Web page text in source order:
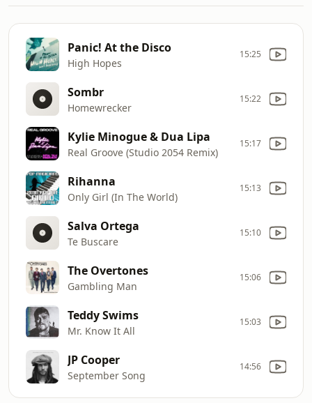
Panic! At the Disco
High Hopes
15:25
Sombr
Homewrecker
15:22
Kylie Minogue & Dua Lipa
Real Groove (Studio 2054 Remix)
15:17
Rihanna
Only Girl (In The World)
15:13
Salva Ortega
Te Buscare
15:10
The Overtones
Gambling Man
15:06
Teddy Swims
Mr. Know It All
15:03
JP Cooper
September Song
14:56